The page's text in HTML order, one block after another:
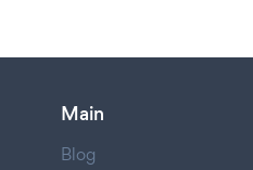
Main
Blog